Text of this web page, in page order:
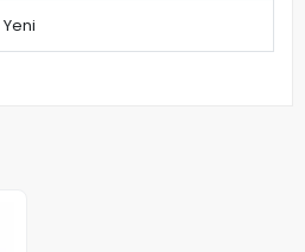
Yeni